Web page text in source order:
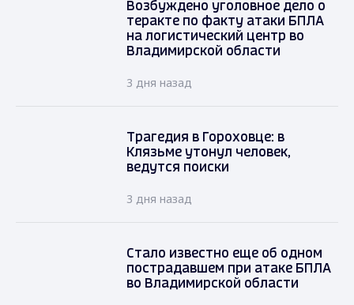
Возбуждено уголовное дело о
теракте по факту атаки БПЛА
на логистический центр во
Владимирской области
3 дня назад
Трагедия в Гороховце: в
Клязьме утонул человек,
ведутся поиски
3 дня назад
Стало известно еще об одном
пострадавшем при атаке БПЛА
во Владимирской области